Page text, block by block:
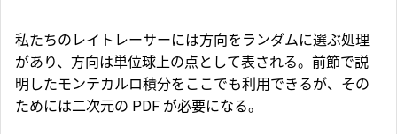
私たちのレイトレーサーには方向をランダムに選ぶ処理
があり、方向は単位球上の点として表される。前節で説
明したモンテカルロ積分をここでも利用できるが、その
ためには二次元の PDF が必要になる。